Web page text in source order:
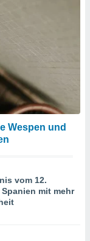
Wespen und
vom 12.
mit mehr